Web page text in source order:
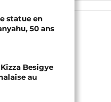
statue en
50 ans
Besigye
au